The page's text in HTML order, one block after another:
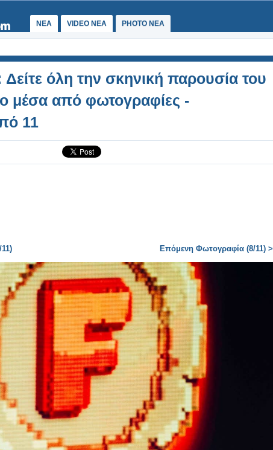
ΝΕΑ VIDEO NEA PHOTO NEA
όλη την σκηνική παρουσία του
μέσα από φωτογραφίες -
11
Επόμενη Φωτογραφία (8/11) >